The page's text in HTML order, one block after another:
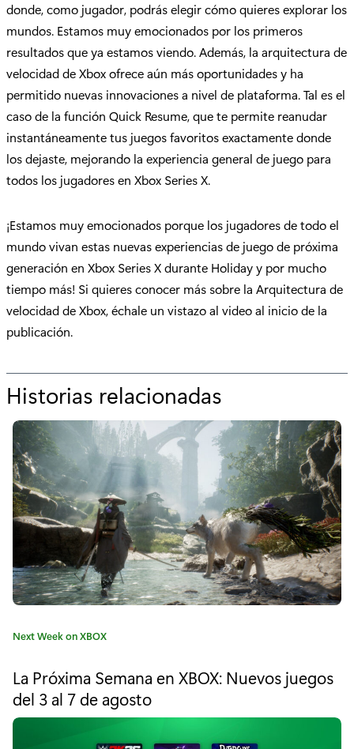
donde, como jugador, podrás elegir cómo quieres explorar los
mundos. Estamos muy emocionados por los primeros
resultados que ya estamos viendo. Además, la arquitectura de
velocidad de Xbox ofrece aún más oportunidades y ha
permitido nuevas innovaciones a nivel de plataforma. Tal es el
caso de la función Quick Resume, que te permite reanudar
instantáneamente tus juegos favoritos exactamente donde
los dejaste, mejorando la experiencia general de juego para
todos los jugadores en Xbox Series X.
¡Estamos muy emocionados porque los jugadores de todo el
mundo vivan estas nuevas experiencias de juego de próxima
generación en Xbox Series X durante Holiday y por mucho
tiempo más! Si quieres conocer más sobre la Arquitectura de
velocidad de Xbox, échale un vistazo al video al inicio de la
publicación.
Historias relacionadas
o
r
"
A
r
q
u
e
t
C
e
g
o
Next Week on XBOX
La Próxima Semana en XBOX: Nuevos juegos
del 3 al 7 de agosto